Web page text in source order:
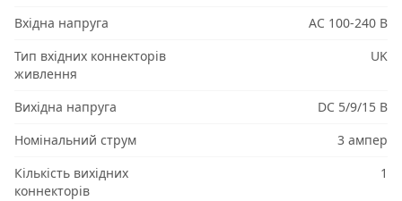
Вхідна напруга
AC 100-240 В
Тип вхідних коннекторів
живлення
UK
Вихідна напруга
DC 5/9/15 В
Номінальний струм
3 ампер
Кількість вихідних
коннекторів
1